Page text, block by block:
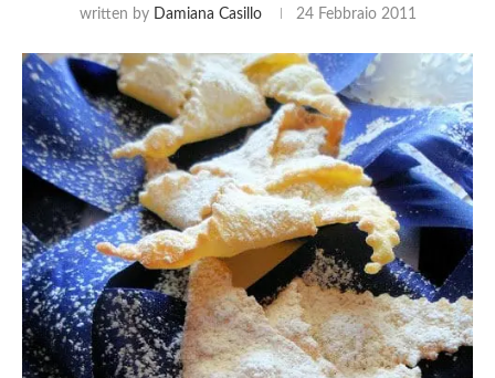
written by Damiana Casillo 24 Febbraio 2011